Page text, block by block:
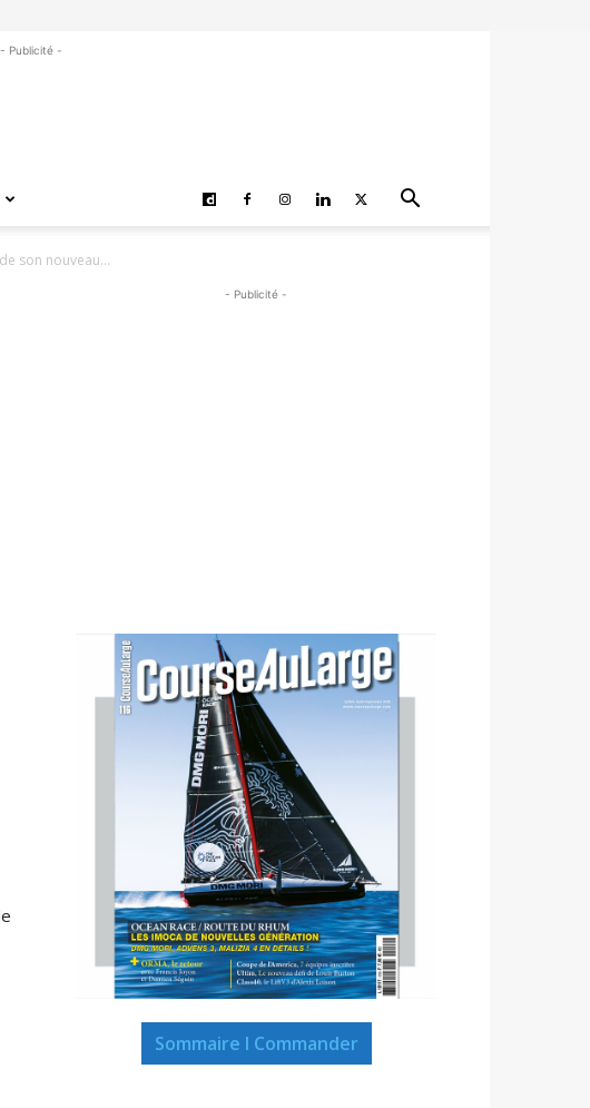
- Publicité -
son nouveau...
- Publicité -
Sommaire I Commander